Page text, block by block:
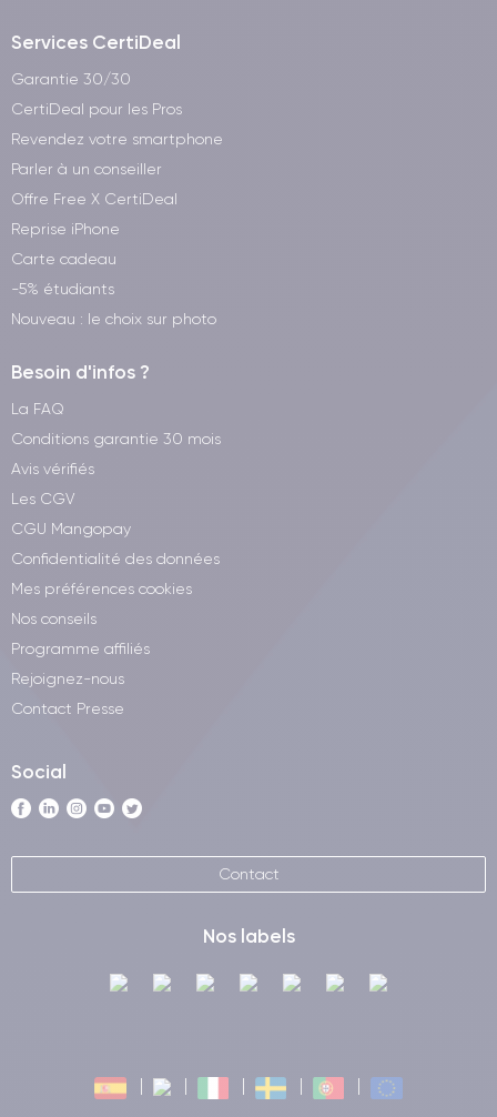
Services CertiDeal
Garantie 30/30
CertiDeal pour les Pros
Revendez votre smartphone
Parler à un conseiller
Offre Free X CertiDeal
Reprise iPhone
Carte cadeau
-5% étudiants
Nouveau : le choix sur photo
Besoin d'infos ?
La FAQ
Conditions garantie 30 mois
Avis vérifiés
Les CGV
CGU Mangopay
Confidentialité des données
Mes préférences cookies
Nos conseils
Programme affiliés
Rejoignez-nous
Contact Presse
Social
Contact
Nos labels